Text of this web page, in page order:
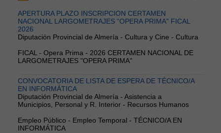
APERTURA PLAZO INSCRIPCION CERTAMEN
NACIONAL LARGOMETRAJES “OPERA PRIMA" FICAL
2026
Diputación Provincial de Almería - Cultura y Cine - Cultura
FICAL - Opera Prima - 2026 CERTAMEN NACIONAL DE
LARGOMETRAJES "OPERA PRIMA"
CONVOCATORIA DE LISTA DE ESPERA DE TÉCNICO/A
EN INFORMÁTICA
Diputación Provincial de Almería - Asistencia a
Municipios, Personal y R. Interior - Recursos Humanos
Empleo Público - Empleo Temporal - TÉCNICO/A EN
INFORMÁTICA